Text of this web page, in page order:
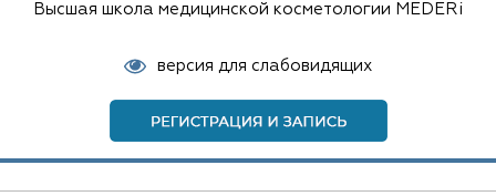
Высшая школа медицинской косметологии MEDERi
версия для слабовидящих